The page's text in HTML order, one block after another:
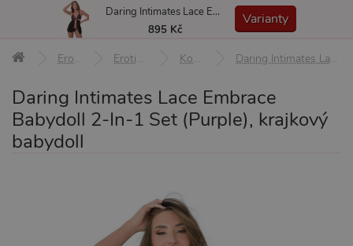
MENU
Erotické pomůcky Erotické prádlo a oblečení Košilky a babydoll Daring Intimates Lace Embrace Babydoll 2-In-1 Set (Purple), krajkový babydoll
Daring Intimates Lace Embrace
Babydoll 2-In-1 Set (Purple), krajkový
babydoll
Daring Intimates Lace Embrace Babydoll 2-In-1 Set (Purple), krajkový babydoll
895 Kč
Varianty